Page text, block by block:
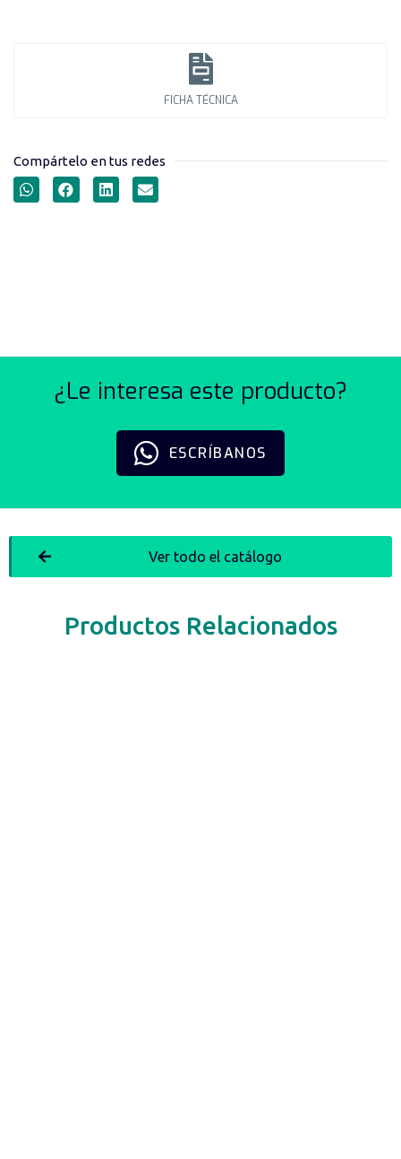
FICHA TÉCNICA
Compártelo en tus redes
¿Le interesa este producto?
ESCRÍBANOS
Productos Relacionados
Ver todo el catálogo